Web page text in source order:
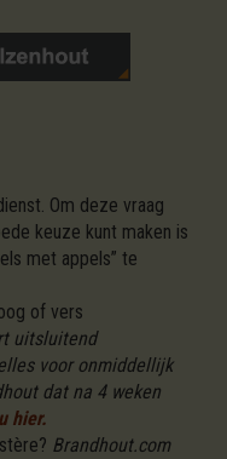
Om deze vraag
keuze kunt maken is
met appels” te
of vers
uitsluitend
voor onmiddellijk
dat na 4 weken
hier.
Brandhout.com